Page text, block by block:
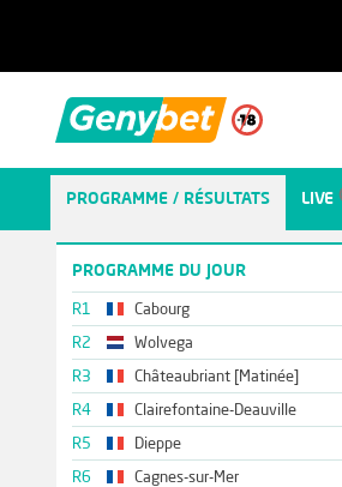
PROGRAMME / RÉSULTATS LIVE
PROGRAMME DU JOUR
R1 Cabourg
R2 Wolvega
R3 Châteaubriant [Matinée]
R4 Clairefontaine-Deauville
R5 Dieppe
R6 Cagnes-sur-Mer